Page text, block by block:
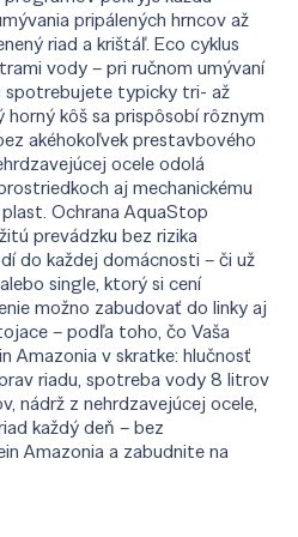
pripálených hrncov až
riad a krištáľ. Eco cyklus
vody – pri ručnom umývaní
spotrebujete typicky tri- až
kôš sa prispôsobí rôznym
akéhokoľvek prestavbového
ocele odolá
aj mechanickému
Ochrana AquaStop
prevádzku bez rizika
do každej domácnosti – či už
single, ktorý si cení
možno zabudovať do linky aj
– podľa toho, čo Vaša
Amazonia v skratke: hlučnosť
riadu, spotreba vody 8 litrov
nádrž z nehrdzavejúcej ocele,
každý deň – bez
Amazonia a zabudnite na